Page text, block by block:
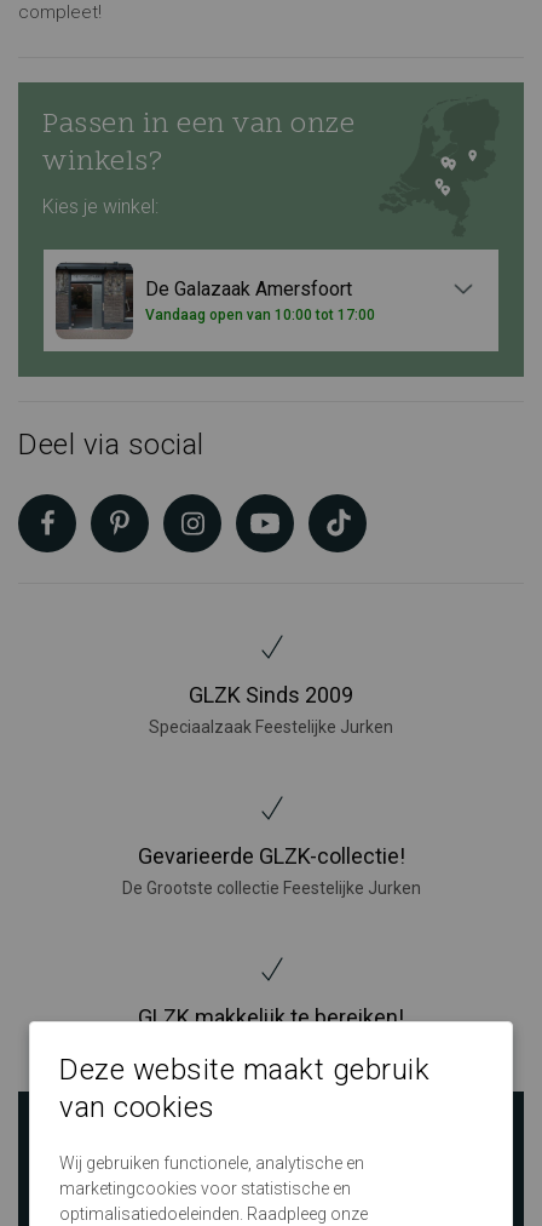
compleet!
Passen in een van onze
winkels?
Kies je winkel:
De Galazaak Amersfoort
Vandaag open van 10:00 tot 17:00
Deel via social
GLZK Sinds 2009
Speciaalzaak Feestelijke Jurken
Gevarieerde GLZK-collectie!
De Grootste collectie Feestelijke Jurken
GLZK makkelijk te bereiken!
Deze website maakt gebruik
van cookies
Wij gebruiken functionele, analytische en
marketingcookies voor statistische en
optimalisatiedoeleinden. Raadpleeg onze